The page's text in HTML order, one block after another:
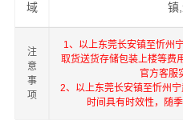
域
镇
注
意
事
项
1、以上东莞长安镇至忻州
取货送货存储包装上楼等费
官方客服
2、以上东莞长安镇至忻州
时间具有时效性，随